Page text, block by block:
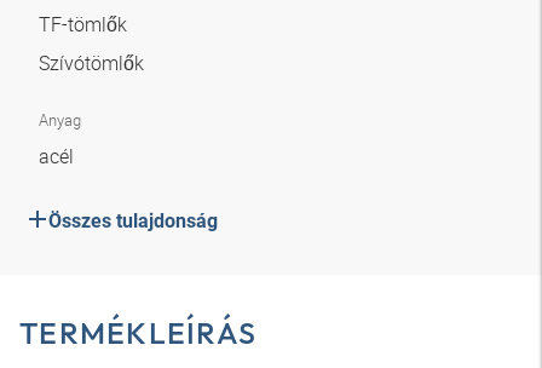
TF-tömlők
Szívótömlők
Anyag
acél
Összes tulajdonság
TERMÉKLEÍRÁS